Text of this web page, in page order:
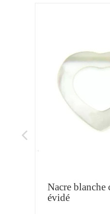
Nacre blanche
évidé